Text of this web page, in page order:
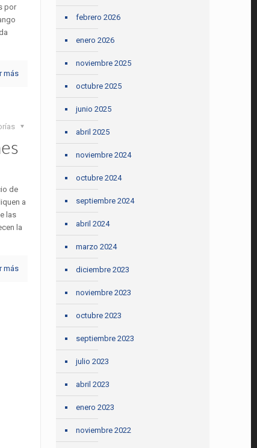
por
más
de
a
las
la
más
febrero 2026
enero 2026
noviembre 2025
octubre 2025
junio 2025
abril 2025
noviembre 2024
octubre 2024
septiembre 2024
abril 2024
marzo 2024
diciembre 2023
noviembre 2023
octubre 2023
septiembre 2023
julio 2023
abril 2023
enero 2023
noviembre 2022